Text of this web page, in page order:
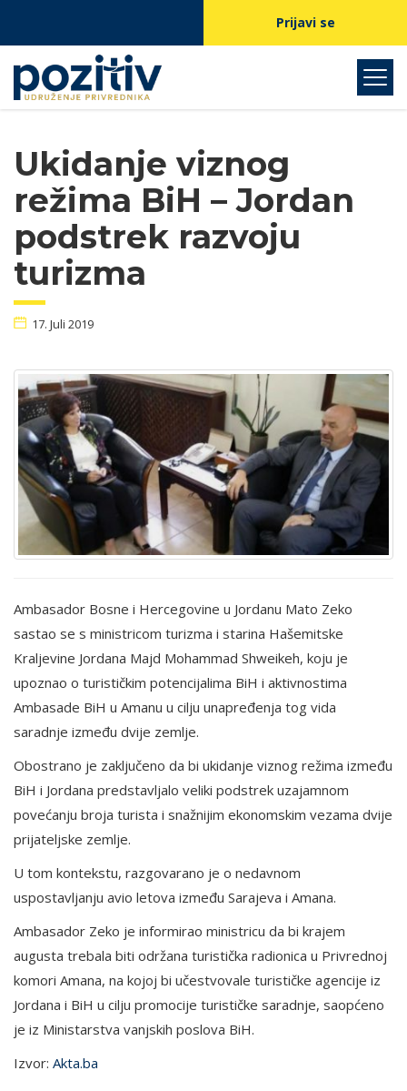
Prijavi se
Ukidanje viznog
režima BiH – Jordan
podstrek razvoju
turizma
17. Juli 2019
Ambasador Bosne i Hercegovine u Jordanu Mato Zeko
sastao se s ministricom turizma i starina Hašemitske
Kraljevine Jordana Majd Mohammad Shweikeh, koju je
upoznao o turističkim potencijalima BiH i aktivnostima
Ambasade BiH u Amanu u cilju unapređenja tog vida
saradnje između dvije zemlje.
Obostrano je zaključeno da bi ukidanje viznog režima između
BiH i Jordana predstavljalo veliki podstrek uzajamnom
povećanju broja turista i snažnijim ekonomskim vezama dvije
prijateljske zemlje.
U tom kontekstu, razgovarano je o nedavnom
uspostavljanju avio letova između Sarajeva i Amana.
Ambasador Zeko je informirao ministricu da bi krajem
augusta trebala biti održana turistička radionica u Privrednoj
komori Amana, na kojoj bi učestvovale turističke agencije iz
Jordana i BiH u cilju promocije turističke saradnje, saopćeno
je iz Ministarstva vanjskih poslova BiH.
Izvor: Akta.ba